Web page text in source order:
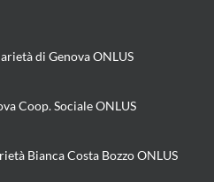
di Genova ONLUS
Coop. Sociale ONLUS
Bianca Costa Bozzo ONLUS